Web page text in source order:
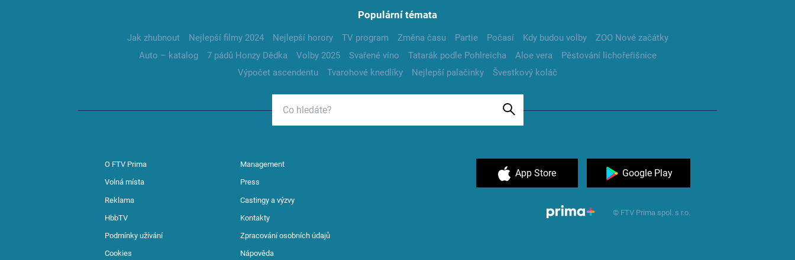
Populární témata
Jak zhubnout Nejlepší filmy 2024 Nejlepší horory TV program Změna času Partie Počasí Kdy budou volby
ZOO Nové začátky
Auto – katalog
7 pádů Honzy Dědka Volby 2025 Svařené víno Tatarák podle Pohlreicha Aloe vera
Pěstování lichořeřišnice
Výpočet ascendentu
Tvarohové knedlíky Nejlepší palačinky Švestkový koláč
O FTV Prima Management
Volná místa Press
Reklama Castingy a výzvy
HbbTV Kontakty
Podmínky užívání Zpracování osobních údajů
Cookies Nápověda
App Store Google Play
© FTV Prima spol. s r.o.